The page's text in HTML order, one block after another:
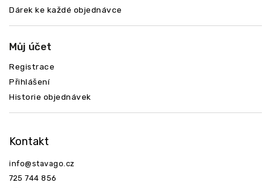
Dárek ke každé objednávce
Můj účet
Registrace
Přihlášení
Historie objednávek
Kontakt
info@stavago.cz
725 744 856